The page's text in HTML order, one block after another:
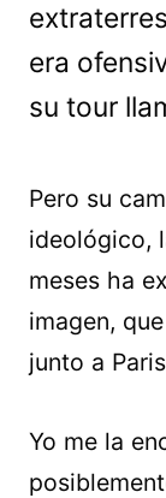
era
su tour
Pero su
ideológico,
meses ha
imagen,
junto a
Yo me la